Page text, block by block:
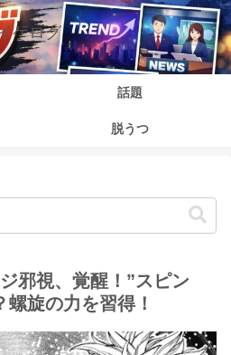
ケログ
話題
脱うつ
邪視、覚醒！”スピン
螺旋の力を習得！